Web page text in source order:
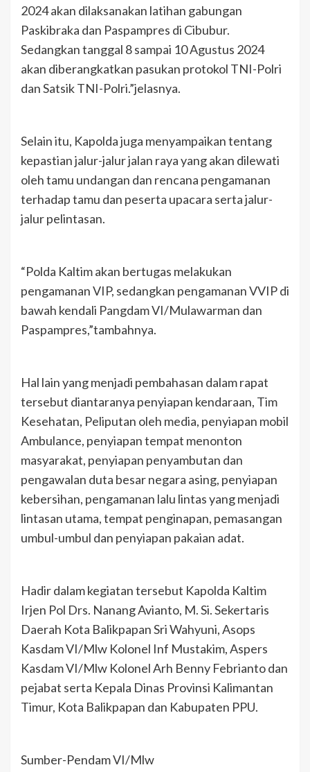
2024 akan dilaksanakan latihan gabungan
Paskibraka dan Paspampres di Cibubur.
Sedangkan tanggal 8 sampai 10 Agustus 2024
akan diberangkatkan pasukan protokol TNI-Polri
dan Satsik TNI-Polri.”jelasnya.
Selain itu, Kapolda juga menyampaikan tentang
kepastian jalur-jalur jalan raya yang akan dilewati
oleh tamu undangan dan rencana pengamanan
terhadap tamu dan peserta upacara serta jalur-
jalur pelintasan.
“Polda Kaltim akan bertugas melakukan
pengamanan VIP, sedangkan pengamanan VVIP di
bawah kendali Pangdam VI/Mulawarman dan
Paspampres,”tambahnya.
Hal lain yang menjadi pembahasan dalam rapat
tersebut diantaranya penyiapan kendaraan, Tim
Kesehatan, Peliputan oleh media, penyiapan mobil
Ambulance, penyiapan tempat menonton
masyarakat, penyiapan penyambutan dan
pengawalan duta besar negara asing, penyiapan
kebersihan, pengamanan lalu lintas yang menjadi
lintasan utama, tempat penginapan, pemasangan
umbul-umbul dan penyiapan pakaian adat.
Hadir dalam kegiatan tersebut Kapolda Kaltim
Irjen Pol Drs. Nanang Avianto, M. Si. Sekertaris
Daerah Kota Balikpapan Sri Wahyuni, Asops
Kasdam VI/Mlw Kolonel Inf Mustakim, Aspers
Kasdam VI/Mlw Kolonel Arh Benny Febrianto dan
pejabat serta Kepala Dinas Provinsi Kalimantan
Timur, Kota Balikpapan dan Kabupaten PPU.
Sumber-Pendam VI/Mlw